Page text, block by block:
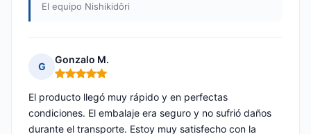
El equipo Nishikidôri
G
Gonzalo M.
Nota: 5 de 5
El producto llegó muy rápido y en perfectas
condiciones. El embalaje era seguro y no sufrió daños
durante el transporte. Estoy muy satisfecho con la